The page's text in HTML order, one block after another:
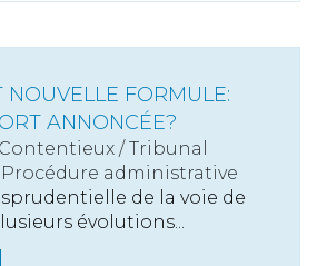
NOUVELLE FORMULE:
ANNONCÉE?
Contentieux / Tribunal
administrative
de la voie de
évolutions...